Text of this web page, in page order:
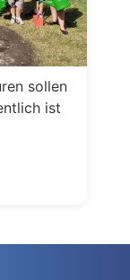
sollen
ist